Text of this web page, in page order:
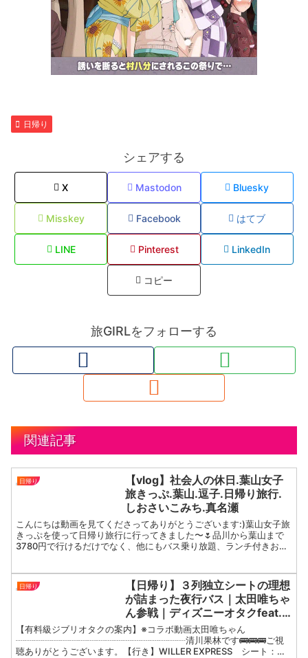
日帰り
シェアする
X Mastodon Bluesky
Misskey Facebook はてブ
LINE Pinterest LinkedIn
コピー
旅GIRLをフォローする
関連記事
日帰り
【vlog】社会人の休日.葉山女子
旅きっぷ.葉山.逗子.日帰り旅行.
しおさいこみち.真名瀬
こんにちは動画を見てくださってありがとうございます:)葉山女子旅
きっぷを使って日帰り旅行に行ってきました〜🌷品川から葉山まで
3780円で行けるだけでなく、他にもバス乗り放題、ランチ付きお土
日帰り
【日帰り】３列独立シートの理想
が詰まった夜行バス｜太田唯ちゃ
ん参戦｜ディズニーオタクfeat.
ジブリオタク｜オタクの質問コー
ナー｜東京↔︎名古屋
【有料級ジブリオタクの案内】※コラボ動画太田唯ちゃん
┈┈┈┈┈┈┈┈┈┈┈┈┈┈┈┈┈┈┈清川果林です🚌🚌🚌ご視
聴ありがとうございます。【行き】WILLER EXPRESS シート：ラ